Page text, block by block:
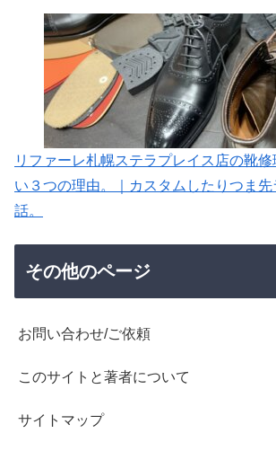
リファーレ札幌ステラプレイス店の靴
い３つの理由。｜カスタムしたりつま
話。
その他のページ
お問い合わせ/ご依頼
このサイトと著者について
サイトマップ